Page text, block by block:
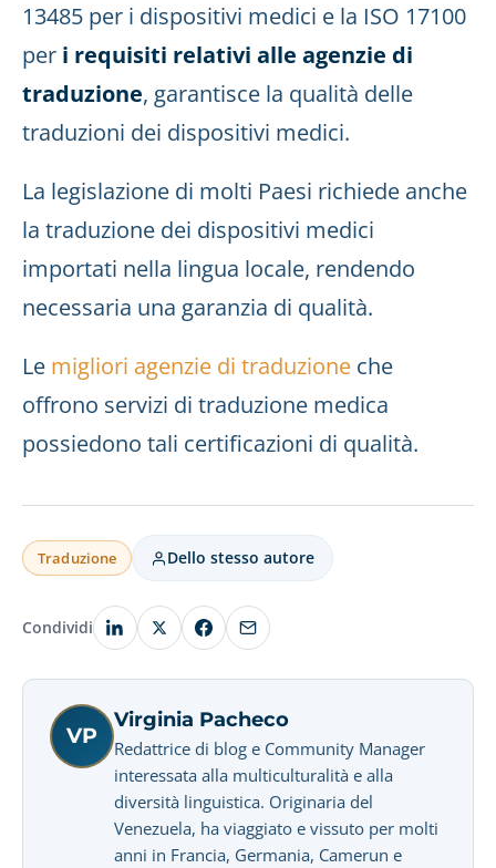
13485 per i dispositivi medici e la ISO 17100
per i requisiti relativi alle agenzie di
traduzione, garantisce la qualità delle
traduzioni dei dispositivi medici.
La legislazione di molti Paesi richiede anche
la traduzione dei dispositivi medici
importati nella lingua locale, rendendo
necessaria una garanzia di qualità.
Le migliori agenzie di traduzione che
offrono servizi di traduzione medica
possiedono tali certificazioni di qualità.
Traduzione Dello stesso autore
Condividi
VP
Virginia Pacheco
Redattrice di blog e Community Manager
interessata alla multiculturalità e alla
diversità linguistica. Originaria del
Venezuela, ha viaggiato e vissuto per molti
anni in Francia, Germania, Camerun e